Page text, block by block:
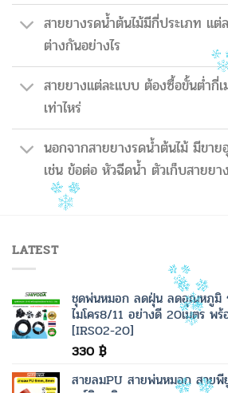
สายยางรดน้ำต้นไม้มีกี่ประเภท แต่
ต่างกันอย่างไร
สายยางแต่ละแบบ ต้องซื้อขั้นต่ำกี่
เท่าไหร่
นอกจากสายยางรดน้ำต้นไม้ มีขา
เช่น ข้อต่อ หัวฉีดน้ำ ตัวเก็บสายยาง
LATEST
ชุดพ่นหมอก ลดฝุ่น ลดอุณหภูมิ
ไมโคร8/11 อย่างดี 20เมตร พ
[IRS02-20]
330 ฿
สายลมPU สายพ่นหมอก สาย